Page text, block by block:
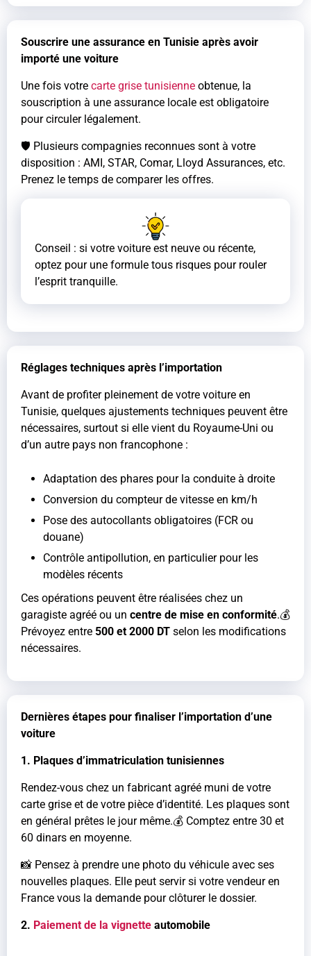
Souscrire une assurance en Tunisie après avoir
importé une voiture
Une fois votre carte grise tunisienne obtenue, la
souscription à une assurance locale est obligatoire
pour circuler légalement.
🛡️ Plusieurs compagnies reconnues sont à votre
disposition : AMI, STAR, Comar, Lloyd Assurances, etc.
Prenez le temps de comparer les offres.
Conseil : si votre voiture est neuve ou récente,
optez pour une formule tous risques pour rouler
l’esprit tranquille.
Réglages techniques après l’importation
Avant de profiter pleinement de votre voiture en
Tunisie, quelques ajustements techniques peuvent être
nécessaires, surtout si elle vient du Royaume-Uni ou
d’un autre pays non francophone :
Adaptation des phares pour la conduite à droite
Conversion du compteur de vitesse en km/h
Pose des autocollants obligatoires (FCR ou
douane)
Contrôle antipollution, en particulier pour les
modèles récents
Ces opérations peuvent être réalisées chez un
garagiste agréé ou un centre de mise en conformité.💰
Prévoyez entre 500 et 2000 DT selon les modifications
nécessaires.
Dernières étapes pour finaliser l’importation d’une
voiture
1. Plaques d’immatriculation tunisiennes
Rendez-vous chez un fabricant agréé muni de votre
carte grise et de votre pièce d’identité. Les plaques sont
en général prêtes le jour même.💰 Comptez entre 30 et
60 dinars en moyenne.
📸 Pensez à prendre une photo du véhicule avec ses
nouvelles plaques. Elle peut servir si votre vendeur en
France vous la demande pour clôturer le dossier.
2. Paiement de la vignette automobile